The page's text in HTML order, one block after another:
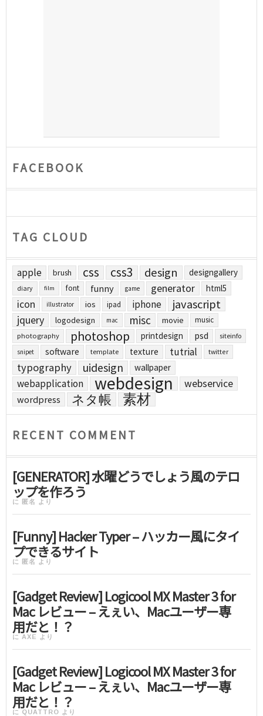
FACEBOOK
TAG CLOUD
apple brush css css3 design designgallery
diary film font funny game generator html5
icon illustrator ios ipad iphone javascript
jquery logodesign mac misc movie music
photography photoshop printdesign psd siteinfo
snipet software template texture tutrial twitter
typography uidesign wallpaper
webapplication webdesign webservice
wordpress ネタ帳 素材
RECENT COMMENT
[GENERATOR] 水曜どうでしょう風のテロ
ップを作ろう
に 匿名 より
[Funny] Hacker Typer – ハッカー風にタイ
プできるサイト
に 匿名 より
[Gadget Review] Logicool MX Master 3 for
Mac レビュー – えぇい、Macユーザー専
用だと！？
に AXE より
[Gadget Review] Logicool MX Master 3 for
Mac レビュー – えぇい、Macユーザー専
用だと！？
に QUATTRO より